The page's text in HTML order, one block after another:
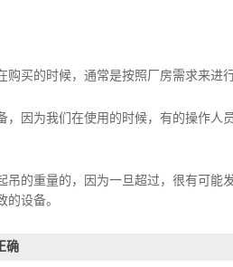
买的时候，通常是按照厂房需求来进行
因为我们在使用的时候，有的操作人
的重量的，因为一旦超过，很有可能发
设备。
确